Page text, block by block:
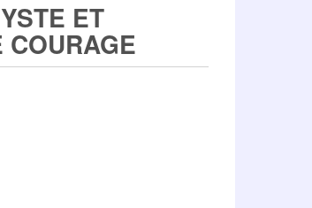
ET
COURAGE